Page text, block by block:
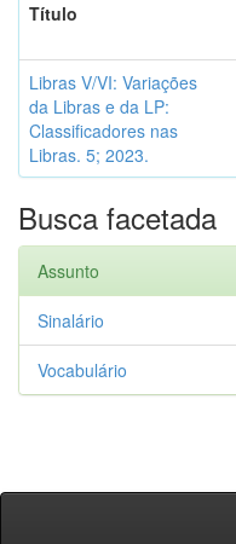
Título
Libras V/VI: Variações
da Libras e da LP:
Classificadores nas
Libras. 5; 2023.
Busca facetada
Assunto
Sinalário
Vocabulário